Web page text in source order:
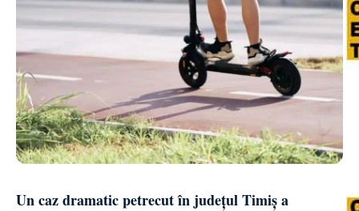
Un caz dramatic petrecut în județul Timiș a